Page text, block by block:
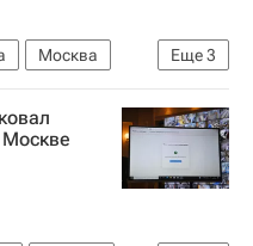
Еще3
Москва
Пенсии
Москве